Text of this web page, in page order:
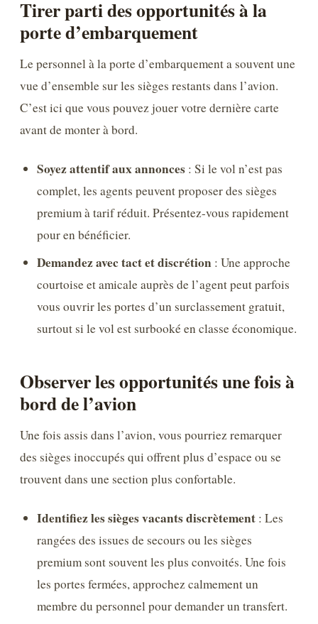
Tirer parti des opportunités à la
porte d’embarquement
Le personnel à la porte d’embarquement a souvent une
vue d’ensemble sur les sièges restants dans l’avion.
C’est ici que vous pouvez jouer votre dernière carte
avant de monter à bord.
Soyez attentif aux annonces : Si le vol n’est pas
complet, les agents peuvent proposer des sièges
premium à tarif réduit. Présentez-vous rapidement
pour en bénéficier.
Demandez avec tact et discrétion : Une approche
courtoise et amicale auprès de l’agent peut parfois
vous ouvrir les portes d’un surclassement gratuit,
surtout si le vol est surbooké en classe économique.
Observer les opportunités une fois à
bord de l’avion
Une fois assis dans l’avion, vous pourriez remarquer
des sièges inoccupés qui offrent plus d’espace ou se
trouvent dans une section plus confortable.
Identifiez les sièges vacants discrètement : Les
rangées des issues de secours ou les sièges
premium sont souvent les plus convoités. Une fois
les portes fermées, approchez calmement un
membre du personnel pour demander un transfert.